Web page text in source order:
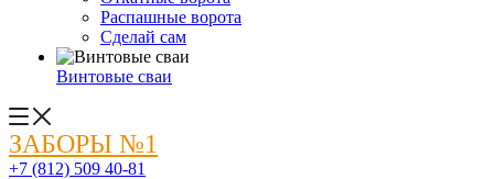
Распашные ворота
Сделай сам
Винтовые сваи
ЗАБОРЫ №1
+7 (812) 509 40-81